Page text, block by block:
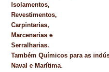
Isolamentos,
Revestimentos,
Carpintarias,
Marcenarias e
Serralharias.
Também Químicos para as
Naval e Marítima.